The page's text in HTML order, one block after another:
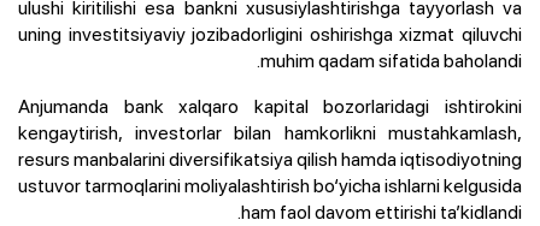
ulushi kiritilishi esa bankni xususiylashtirishga tayyorlash va
uning investitsiyaviy jozibadorligini oshirishga xizmat qiluvchi
muhim qadam sifatida baholandi.
Anjumanda bank xalqaro kapital bozorlaridagi ishtirokini
kengaytirish, investorlar bilan hamkorlikni mustahkamlash,
resurs manbalarini diversifikatsiya qilish hamda iqtisodiyotning
ustuvor tarmoqlarini moliyalashtirish bo‘yicha ishlarni kelgusida
ham faol davom ettirishi ta’kidlandi.